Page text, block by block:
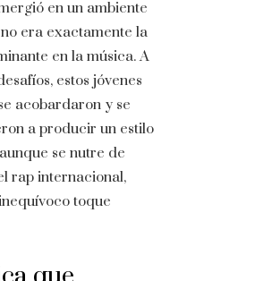
en un ambiente
era exactamente la
en la música. A
estos jóvenes
acobardaron y se
a producir un estilo
se nutre de
rap internacional,
toque